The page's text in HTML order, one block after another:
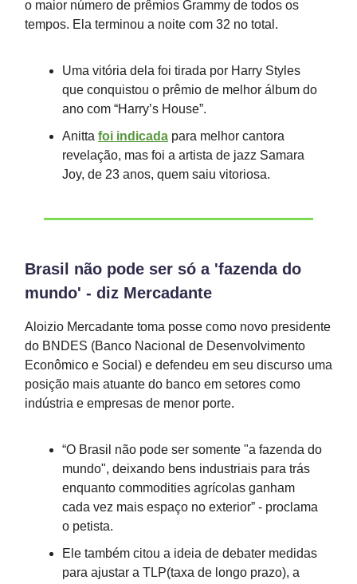
o maior número de prêmios Grammy de todos os
tempos. Ela terminou a noite com 32 no total.
Uma vitória dela foi tirada por Harry Styles
que conquistou o prêmio de melhor álbum do
ano com “Harry’s House”.
Anitta foi indicada para melhor cantora
revelação, mas foi a artista de jazz Samara
Joy, de 23 anos, quem saiu vitoriosa.
Brasil não pode ser só a 'fazenda do
mundo' - diz Mercadante
Aloizio Mercadante toma posse como novo presidente
do BNDES (Banco Nacional de Desenvolvimento
Econômico e Social) e defendeu em seu discurso uma
posição mais atuante do banco em setores como
indústria e empresas de menor porte.
“O Brasil não pode ser somente "a fazenda do
mundo", deixando bens industriais para trás
enquanto commodities agrícolas ganham
cada vez mais espaço no exterior” - proclama
o petista.
Ele também citou a ideia de debater medidas
para ajustar a TLP(taxa de longo prazo), a